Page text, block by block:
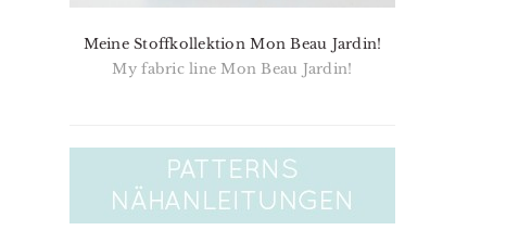
Meine Stoffkollektion Mon Beau Jardin!
My fabric line Mon Beau Jardin!